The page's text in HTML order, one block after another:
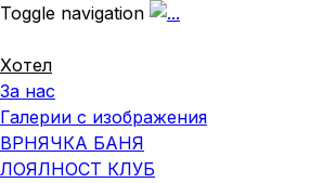
Toggle navigation
Хотел
За нас
Галерии с изображения
ВРНЯЧКА БАНЯ
ЛОЯЛНОСТ КЛУБ